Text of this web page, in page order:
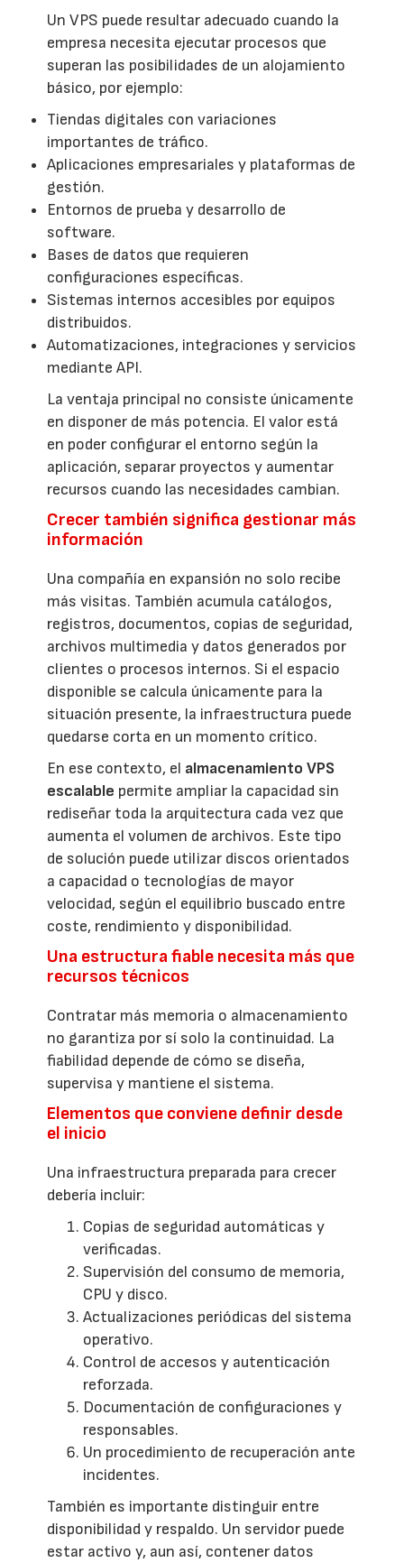
Un VPS puede resultar adecuado cuando la
empresa necesita ejecutar procesos que
superan las posibilidades de un alojamiento
básico, por ejemplo:
Tiendas digitales con variaciones
importantes de tráfico.
Aplicaciones empresariales y plataformas de
gestión.
Entornos de prueba y desarrollo de
software.
Bases de datos que requieren
configuraciones específicas.
Sistemas internos accesibles por equipos
distribuidos.
Automatizaciones, integraciones y servicios
mediante API.
La ventaja principal no consiste únicamente
en disponer de más potencia. El valor está
en poder configurar el entorno según la
aplicación, separar proyectos y aumentar
recursos cuando las necesidades cambian.
Crecer también significa gestionar más
información
Una compañía en expansión no solo recibe
más visitas. También acumula catálogos,
registros, documentos, copias de seguridad,
archivos multimedia y datos generados por
clientes o procesos internos. Si el espacio
disponible se calcula únicamente para la
situación presente, la infraestructura puede
quedarse corta en un momento crítico.
En ese contexto, el almacenamiento VPS
escalable permite ampliar la capacidad sin
rediseñar toda la arquitectura cada vez que
aumenta el volumen de archivos. Este tipo
de solución puede utilizar discos orientados
a capacidad o tecnologías de mayor
velocidad, según el equilibrio buscado entre
coste, rendimiento y disponibilidad.
Una estructura fiable necesita más que
recursos técnicos
Contratar más memoria o almacenamiento
no garantiza por sí solo la continuidad. La
fiabilidad depende de cómo se diseña,
supervisa y mantiene el sistema.
Elementos que conviene definir desde
el inicio
Una infraestructura preparada para crecer
debería incluir:
Copias de seguridad automáticas y
verificadas.
Supervisión del consumo de memoria,
CPU y disco.
Actualizaciones periódicas del sistema
operativo.
Control de accesos y autenticación
reforzada.
Documentación de configuraciones y
responsables.
Un procedimiento de recuperación ante
incidentes.
También es importante distinguir entre
disponibilidad y respaldo. Un servidor puede
estar activo y, aun así, contener datos